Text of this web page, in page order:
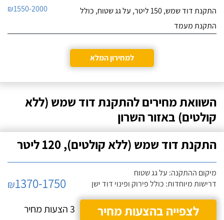
התקנת דוד שמש, 150 ליטר, על גג שטוח, כולל
התקנת מעמד
₪1550-2000
למחירון המלא
השוואת מחירים להתקנת דוד שמש (ללא
קולטים) באזור השרון
התקנת דוד שמש (ללא קולטים), 120 ליטר
מיקום ההתקנה: על גג שטוח
דרישות מיוחדות: כולל פירוק ופינוי דוד ישן
₪1370-1750
לצפייה בהצעות מחיר
3 הצעות מחיר